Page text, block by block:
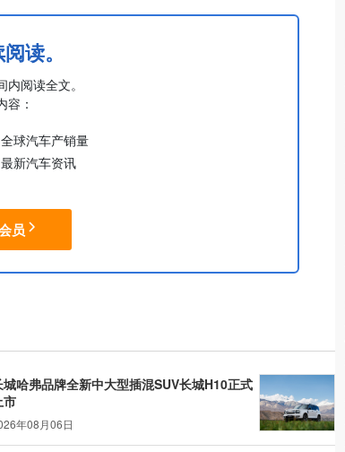
读。
阅读全文。
容：
全球汽车产销量
最新汽车资讯
员
城哈弗品牌全新中大型插混SUV长城H10正式
市
年08月06日